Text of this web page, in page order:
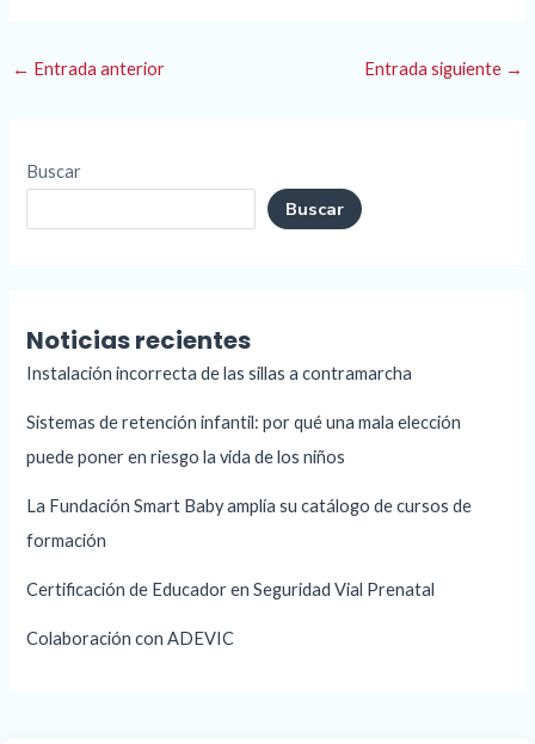
← Entrada anterior Entrada siguiente →
Buscar
Buscar
Noticias recientes
Instalación incorrecta de las sillas a contramarcha
Sistemas de retención infantil: por qué una mala elección
puede poner en riesgo la vida de los niños
La Fundación Smart Baby amplía su catálogo de cursos de
formación
Certificación de Educador en Seguridad Vial Prenatal
Colaboración con ADEVIC